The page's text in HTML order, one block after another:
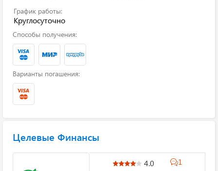
График работы:
Круглосуточно
Способы получения:
Варианты погашения:
Целевые Финансы
4.0 1